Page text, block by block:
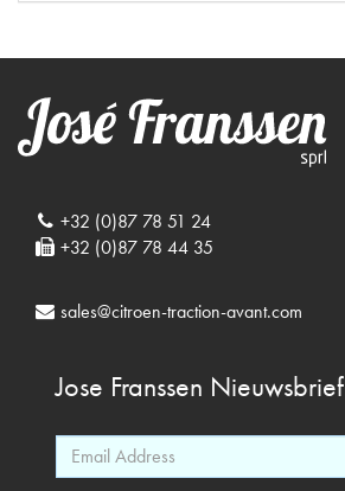
+32 (0)87 78 51 24
+32 (0)87 78 44 35
sales@citroen-traction-avant.com
Jose Franssen Nieuwsbrief